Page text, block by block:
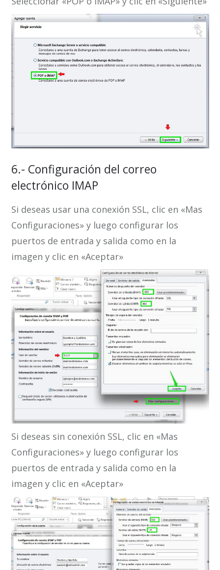
6.- Configuración del correo
electrónico IMAP
Si deseas usar una conexión SSL, clic en «Mas
Configuraciones» y luego configurar los
puertos de entrada y salida como en la
imagen y clic en «Aceptar»
Si deseas sin conexión SSL, clic en «Mas
Configuraciones» y luego configurar los
puertos de entrada y salida como en la
imagen y clic en «Aceptar»